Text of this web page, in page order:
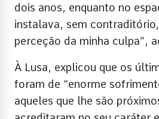
dois anos, enquanto no
instalava, sem
perceção da minha culpa”,
À Lusa, explicou que os
foram de “enorme
aqueles que lhe são